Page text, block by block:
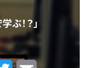
ぶ！？」